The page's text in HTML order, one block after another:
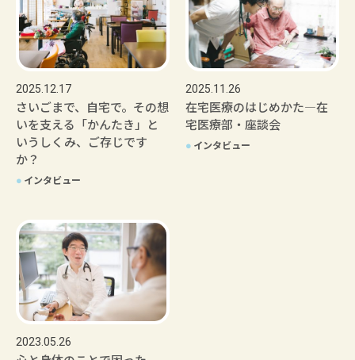
2025.12.17
さいごまで、自宅で。その想
いを支える「かんたき」と
いうしくみ、ご存じです
か？
● インタビュー
2025.11.26
在宅医療のはじめかた―在
宅医療部・座談会
● インタビュー
2023.05.26